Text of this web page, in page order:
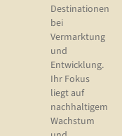
Destinationen
bei
Vermarktung
und
Entwicklung.
Ihr Fokus
liegt auf
nachhaltigem
Wachstum